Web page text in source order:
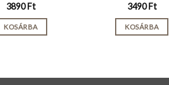
3890Ft
KOSÁRBA
3490Ft
KOSÁRBA